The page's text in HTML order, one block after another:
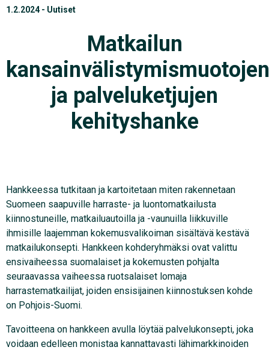
1.2.2024 - Uutiset
Matkailun
kansainvälistymismuotojen
ja palveluketjujen
kehityshanke
Hankkeessa tutkitaan ja kartoitetaan miten rakennetaan
Suomeen saapuville harraste- ja luontomatkailusta
kiinnostuneille, matkailuautoilla ja -vaunuilla liikkuville
ihmisille laajemman kokemusvalikoiman sisältävä kestävä
matkailukonsepti. Hankkeen kohderyhmäksi ovat valittu
ensivaiheessa suomalaiset ja kokemusten pohjalta
seuraavassa vaiheessa ruotsalaiset lomaja
harrastematkailijat, joiden ensisijainen kiinnostuksen kohde
on Pohjois-Suomi.
Tavoitteena on hankkeen avulla löytää palvelukonsepti, joka
voidaan edelleen monistaa kannattavasti lähimarkkinoiden